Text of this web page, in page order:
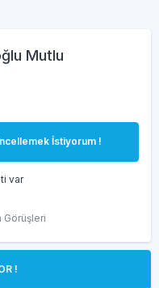
Mutlu
İstiyorum !
var
Görüşleri
!